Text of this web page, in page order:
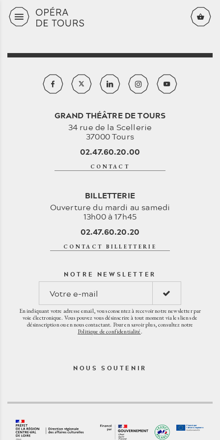
Aller au contenu principal
GRAND THÉÂTRE DE TOURS
34 rue de la Scellerie
37000 Tours
02.47.60.20.00
CONTACT
BILLETTERIE
Ouverture du mardi au samedi
13h00 à 17h45
02.47.60.20.20
CONTACT BILLETTERIE
NOTRE NEWSLETTER
En indiquant votre adresse email, vous consentez à recevoir notre newsletter par
voie électronique. Vous pouvez vous désinscrire à tout moment via les liens de
désinscription ou en nous contactant. Pour en savoir plus, consultez notre
Politique de confidentialité.
NOUS SOUTENIR